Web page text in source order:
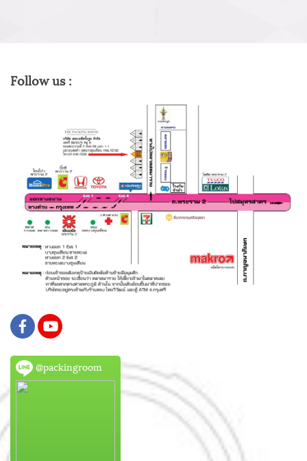
Follow us :
@packingroom